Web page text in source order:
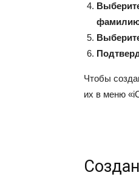
Чтобы
их в меню